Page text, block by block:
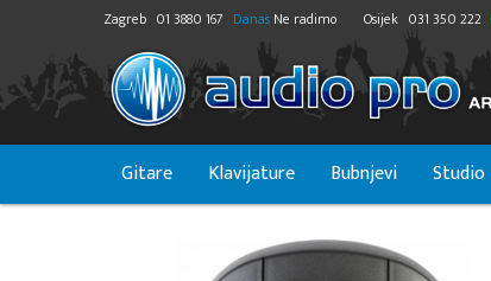
Zagreb 01 3880 167 Danas Ne radimo Osijek 031 350 222
Gitare Klavijature Bubnjevi Studio